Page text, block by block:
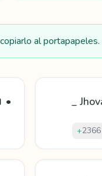
al portapapeles.
_
+2366